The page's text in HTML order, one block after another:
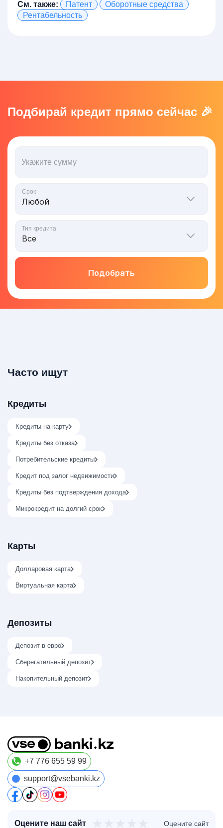
См. также: Патент
Оборотные средства
Рентабельность
Подбирай кредит прямо сейчас 🎉
Укажите сумму
Срок
Тип кредита
Подобрать
Часто ищут
Кредиты
Кредиты на карту
Кредиты без отказа
Потребительские кредиты
Кредит под залог недвижимости
Кредиты без подтверждения дохода
Микрокредит на долгий срок
Карты
Долларовая карта
Виртуальная карта
Депозиты
Депозит в евро
Сберегательный депозит
Накопительный депозит
+7 776 655 59 99
support@vsebanki.kz
Оцените наш сайт Оцените сайт